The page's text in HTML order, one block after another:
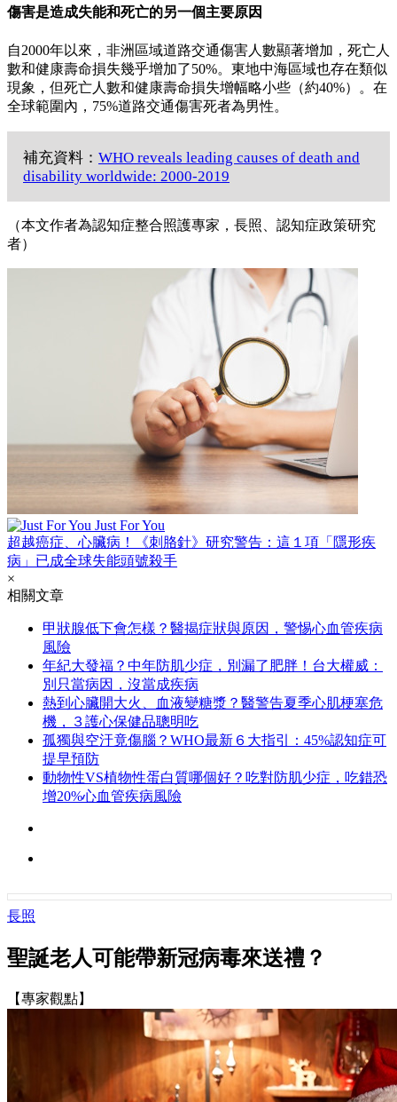
傷害是造成失能和死亡的另一個主要原因
自2000年以來，非洲區域道路交通傷害人數顯著增加，死亡人
數和健康壽命損失幾乎增加了50%。東地中海區域也存在類似
現象，但死亡人數和健康壽命損失增幅略小些（約40%）。在
全球範圍內，75%道路交通傷害死者為男性。
補充資料： WHO reveals leading causes of death and
disability worldwide: 2000-2019
（本文作者為認知症整合照護專家，長照、認知症政策研究
者）
Just For You
超越癌症、心臟病！《刺胳針》研究警告：這１項「隱形疾
病」已成全球失能頭號殺手
×
相關文章
甲狀腺低下會怎樣？醫揭症狀與原因，警惕心血管疾病
風險
年紀大發福？中年防肌少症，別漏了肥胖！台大權威：
別只當病因，沒當成疾病
熱到心臟開大火、血液變糖漿？醫警告夏季心肌梗塞危
機，３護心保健品聰明吃
孤獨與空汙竟傷腦？WHO最新６大指引：45%認知症可
提早預防
動物性VS植物性蛋白質哪個好？吃對防肌少症，吃錯恐
增20%心血管疾病風險
長照
聖誕老人可能帶新冠病毒來送禮？
【專家觀點】